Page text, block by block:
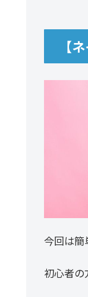
【
今回は簡
初心者の